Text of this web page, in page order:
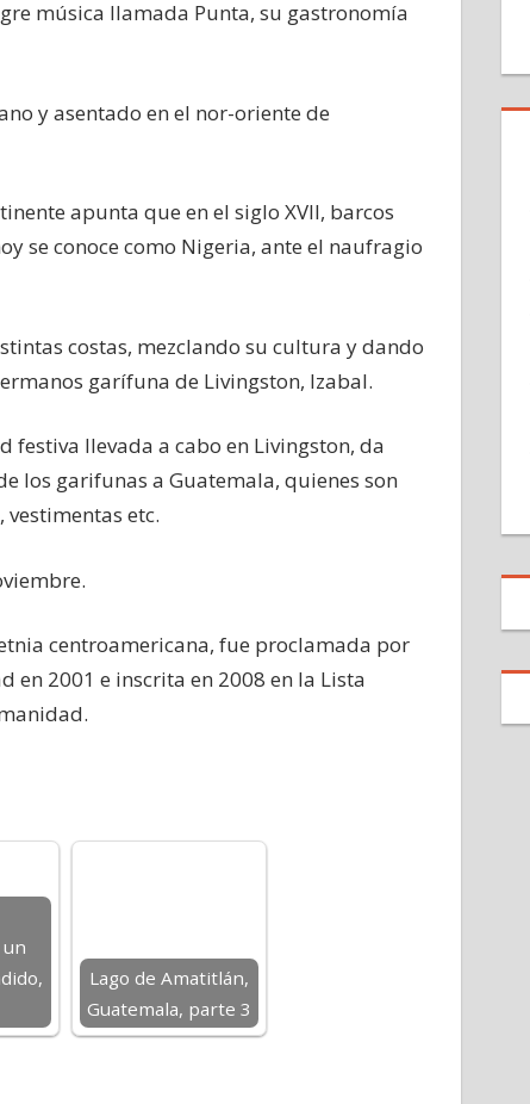
música llamada Punta, su gastronomía
y asentado en el nor-oriente de
apunta que en el siglo XVII, barcos
se conoce como Nigeria, ante el naufragio
costas, mezclando su cultura y dando
garífuna de Livingston, Izabal.
festiva llevada a cabo en Livingston, da
los garifunas a Guatemala, quienes son
etc.
centroamericana, fue proclamada por
2001 e inscrita en 2008 en la Lista
Lago de Amatitlán,
Guatemala, parte 3